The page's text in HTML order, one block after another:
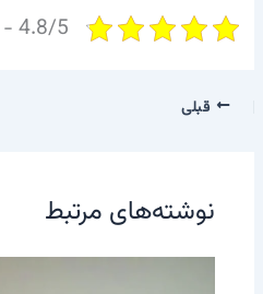
4.8/5 - (6 {نظر})
قبلی
نوشته‌های مرتبط